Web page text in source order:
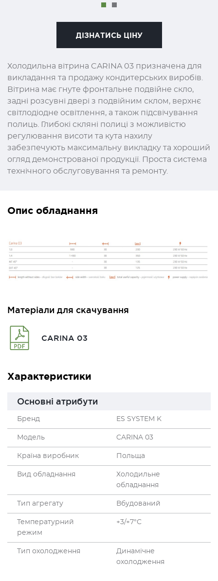
ДІЗНАТИСЬ ЦІНУ
Холодильна вітрина CARINA 03 призначена для
викладання та продажу кондитерських виробів.
Вітрина має гнуте фронтальне подвійне скло,
задні розсувні двері з подвійним склом, верхнє
світлодіодне освітлення, а також підсвічування
полиць. Глибокі скляні полиці з можливістю
регулювання висоти та кута нахилу
забезпечують максимальну викладку та хороший
огляд демонстрованої продукції. Проста система
технічного обслуговування та ремонту.
Опис обладнання
Матеріали для скачування
СARINA 03
Характеристики
Основні атрибути
Бренд ES SYSTEM K
Модель CARINA 03
Країна виробник Польща
Вид обладнання
Холодильне
обладнання
Тип агрегату Вбудований
Температурний
режим
+3/+7°C
Тип охолодження
Динамічне
охолодження